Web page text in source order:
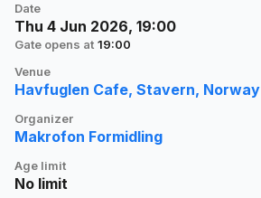
Date
Thu 4 Jun 2026, 19:00
Gate opens at 19:00
Venue
Havfuglen Cafe, Stavern, Norway
Organizer
Makrofon Formidling
Age limit
No limit